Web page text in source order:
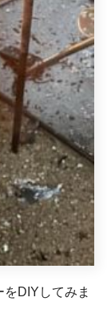
DIYしてみま